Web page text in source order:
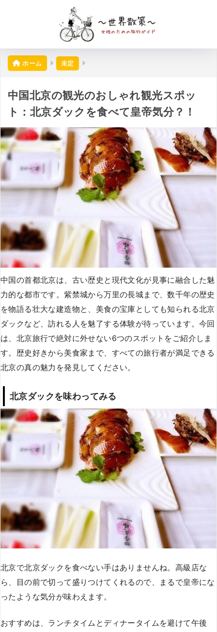
ホーム 未定
中国北京の観光のおしゃれ観光スポッ
ト：北京ダックを食べて皇帝気分？！
中国の首都北京は、古い歴史と現代文化が見事に融合した魅
力的な都市です。紫禁城から万里の長城まで、数千年の歴史
を物語る壮大な建造物と、美食の宝庫としても知られる北京
ダックなど、訪れる人を魅了する体験が待っています。今回
は、北京旅行で絶対に外せない6つのスポットをご紹介しま
す。歴史好きから美食家まで、すべての旅行者が満足できる
北京の真の魅力を発見してください。
北京ダックを味わってみる
北京で北京ダックを食べない手はありませんね。高級店な
ら、目の前で切って盛りつけてくれるので、まるで皇帝にな
ったような気分が味わえます。
おすすめは、ランチタイムとディナータイムを避けて午後